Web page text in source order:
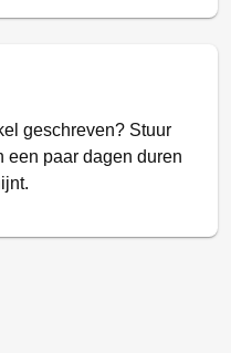
geschreven? Stuur
een paar dagen duren